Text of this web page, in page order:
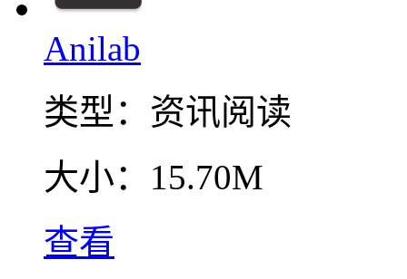
Anilab
类型： 资讯阅读
大小： 15.70M
查看